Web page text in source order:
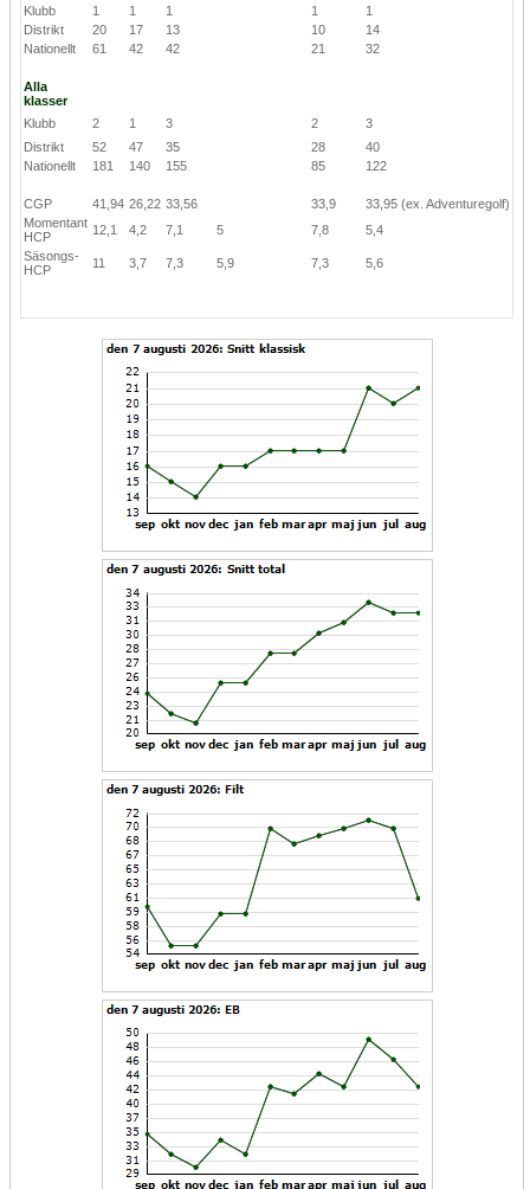
Klubb
1 1 1 1
1
Distrikt
20 17 13 10
14
Nationellt
61 42 42 21 32
Alla
klasser
Klubb
2 1 3 2
3
Distrikt
52 47 35 28
40
Nationellt
181 140 155 85 122
CGP 41,94 26,22 33,56 33,9 33,95 (ex. Adventuregolf)
Momentant
HCP
12,1 4,2 7,1 5 7,8
5,4
Säsongs-
HCP
11 3,7 7,3 5,9 7,3 5,6